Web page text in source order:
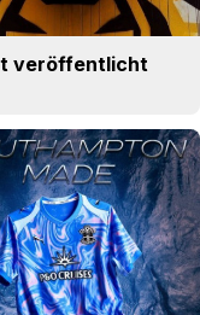
veröffentlicht